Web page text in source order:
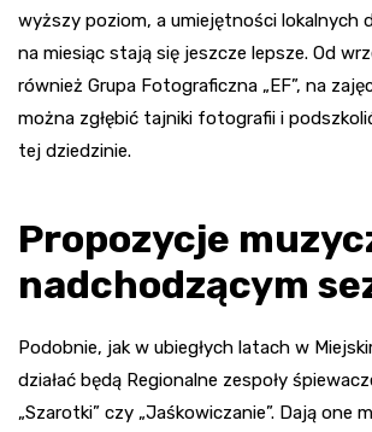
wyższy poziom, a umiejętności lokalnych
na miesiąc stają się jeszcze lepsze. Od
również Grupa Fotograficzna „EF”, na
można zgłębić tajniki fotografii i
tej dziedzinie.
Propozycje
nadchodzącym
Podobnie, jak w ubiegłych latach w
działać będą Regionalne zespoły
„Szarotki” czy „Jaśkowiczanie”. Dają one